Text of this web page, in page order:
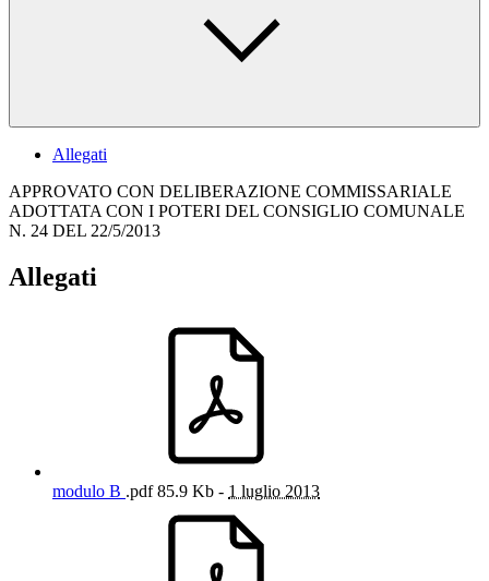
Allegati
APPROVATO CON DELIBERAZIONE COMMISSARIALE
ADOTTATA CON I POTERI DEL CONSIGLIO COMUNALE
N. 24 DEL 22/5/2013
Allegati
modulo B .pdf85.9 Kb - 1 luglio 2013